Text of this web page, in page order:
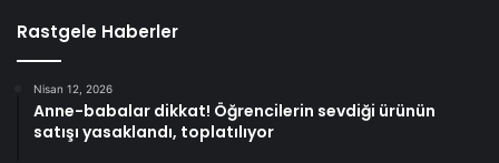
Rastgele Haberler
Nisan 12, 2026
Anne-babalar dikkat! Öğrencilerin sevdiği ürünün
satışı yasaklandı, toplatılıyor